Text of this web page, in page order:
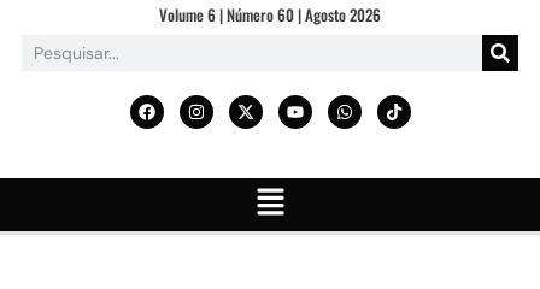
Volume 6 | Número 60 | Agosto 2026